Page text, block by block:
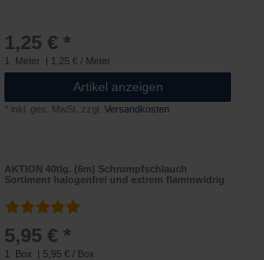
1,25 € *
1 Meter | 1,25 € / Meter
Artikel anzeigen
* inkl. ges. MwSt. zzgl.Versandkosten
AKTION 40tlg. (6m) Schrumpfschlauch
Sortiment halogenfrei und extrem flammwidrig
5,95 € *
1 Box | 5,95 € / Box